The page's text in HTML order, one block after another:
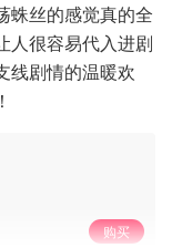
蛛丝的感觉真的全
人很容易代入进剧
线剧情的温暖欢
购买